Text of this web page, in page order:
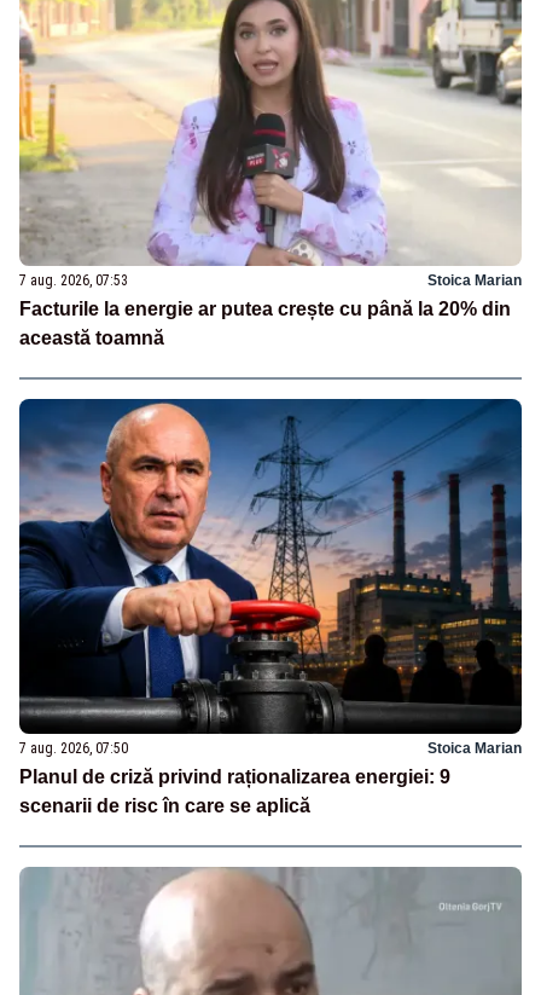
7 aug. 2026, 07:53 Stoica Marian
Facturile la energie ar putea crește cu până la 20% din
această toamnă
7 aug. 2026, 07:50 Stoica Marian
Planul de criză privind raționalizarea energiei: 9
scenarii de risc în care se aplică